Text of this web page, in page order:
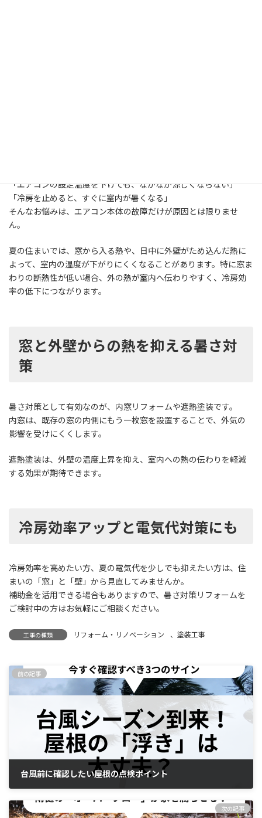
「エアコンの設定温度を下げても、なかなか涼しくならない」
「冷房を止めると、すぐに室内が暑くなる」
そんなお悩みは、エアコン本体の故障だけが原因とは限りませ
ん。
夏の住まいでは、窓から入る熱や、日中に外壁がため込んだ熱に
よって、室内の温度が下がりにくくなることがあります。特に窓ま
わりの断熱性が低い場合、外の熱が室内へ伝わりやすく、冷房効
率の低下につながります。
窓と外壁からの熱を抑える暑さ対
策
暑さ対策として有効なのが、内窓リフォームや遮熱塗装です。
内窓は、既存の窓の内側にもう一枚窓を設置することで、外気の
影響を受けにくくします。
遮熱塗装は、外壁の温度上昇を抑え、室内への熱の伝わりを軽減
する効果が期待できます。
冷房効率アップと電気代対策にも
冷房効率を高めたい方、夏の電気代を少しでも抑えたい方は、住
まいの「窓」と「壁」から見直してみませんか。
補助金を活用できる場合もありますので、暑さ対策リフォームを
ご検討中の方はお気軽にご相談ください。
工事の種類 リフォーム・リノベーション 、 塗装工事
前の記事
台風前に確認したい屋根の点検ポイント
次の記事